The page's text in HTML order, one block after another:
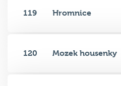
119 Hromnice
120 Mozek housenky